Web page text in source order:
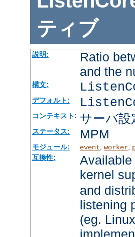
ティブ
説明:
Ratio
and the
構文:
デフォルト:
コンテキスト: サーバ設
ステータス: MPM
モジュール: event worker,
互換性:
Available
kernel
and
listening
(eg.